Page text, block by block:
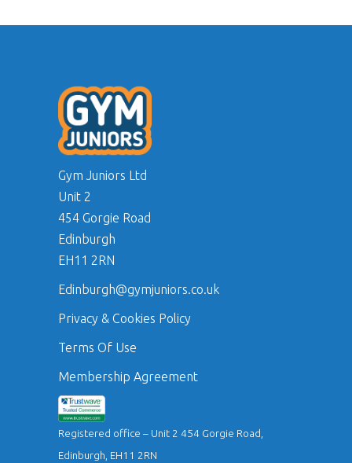
Gym Juniors Ltd
Unit 2
454 Gorgie Road
Edinburgh
EH11 2RN
Edinburgh@gymjuniors.co.uk
Privacy & Cookies Policy
Terms Of Use
Membership Agreement
Registered office – Unit 2 454 Gorgie Road,
Edinburgh, EH11 2RN